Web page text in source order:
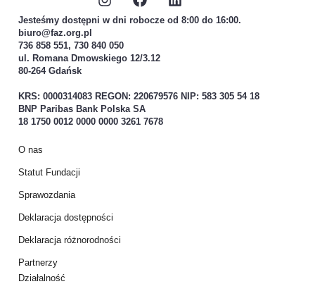
Jesteśmy dostępni w dni robocze od 8:00 do 16:00.
biuro@faz.org.pl
736 858 551, 730 840 050
ul. Romana Dmowskiego 12/3.12
80-264 Gdańsk
KRS: 0000314083 REGON: 220679576 NIP: 583 305 54 18
BNP Paribas Bank Polska SA
18 1750 0012 0000 0000 3261 7678
O nas
Statut Fundacji
Sprawozdania
Deklaracja dostępności
Deklaracja różnorodności
Partnerzy
Działalność